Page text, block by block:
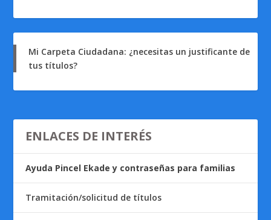
Mi Carpeta Ciudadana: ¿necesitas un justificante de
tus títulos?
ENLACES DE INTERÉS
Ayuda Pincel Ekade y contraseñas para familias
Tramitación/solicitud de títulos